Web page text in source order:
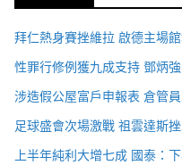
拜仁熱身賽挫維拉 啟德主場
性罪行修例獲九成支持 鄧炳
涉造假公屋富戶申報表 倉管
足球盛會次場激戰 祖雲達斯
上半年純利大增七成 國泰：